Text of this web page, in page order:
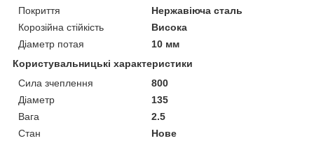
Покриття
Нержавіюча сталь
Корозійна стійкість
Висока
Діаметр потая
10 мм
Користувальницькі характеристики
Сила зчеплення
800
Діаметр
135
Вага
2.5
Стан
Нове